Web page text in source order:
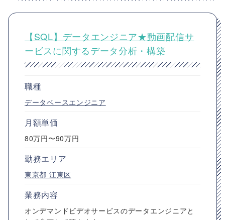
【SQL】データエンジニア★動画配信サ
ービスに関するデータ分析・構築
職種
データベースエンジニア
月額単価
80万円〜90万円
勤務エリア
東京都 江東区
業務内容
オンデマンドビデオサービスのデータエンジニアと